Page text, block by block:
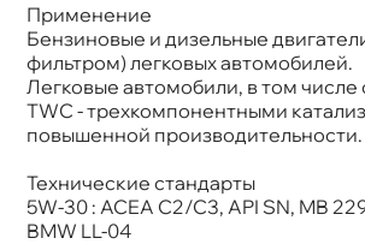
Применение
Бензиновые и дизельные
фильтром) легковых автомобилей.
Легковые автомобили, в том
TWC - трехкомпонентными
повышенной производительности.
Технические стандарты
5W-30 : ACEA C2/C3, API SN, MB
BMW LL-04